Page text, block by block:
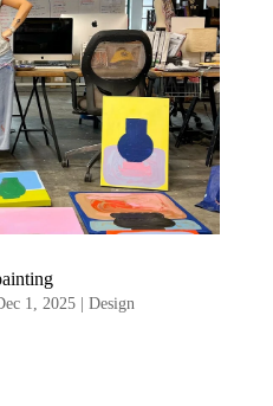
1, 2025| Design